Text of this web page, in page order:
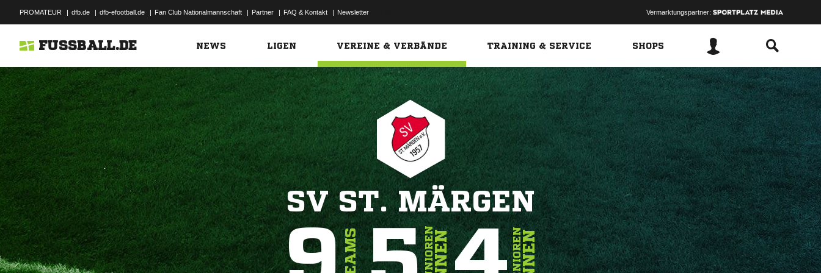
PROMATEUR | dfb.de | dfb-efootball.de | Fan Club Nationalmannschaft | Partner | FAQ & Kontakt | Newsletter Vermarktungspartner:
FUSSBALL.DE NEWS LIGEN VEREINE & VERBÄNDE TRAINING & SERVICE SHOPS
SV ST. MÄRGEN
TEAMS JUNIORENINNEN SENIORENINNEN